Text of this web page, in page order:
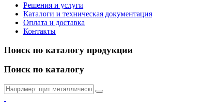
Решения и услуги
Каталоги и техническая документация
Оплата и доставка
Контакты
Поиск по каталогу продукции
Поиск по каталогу